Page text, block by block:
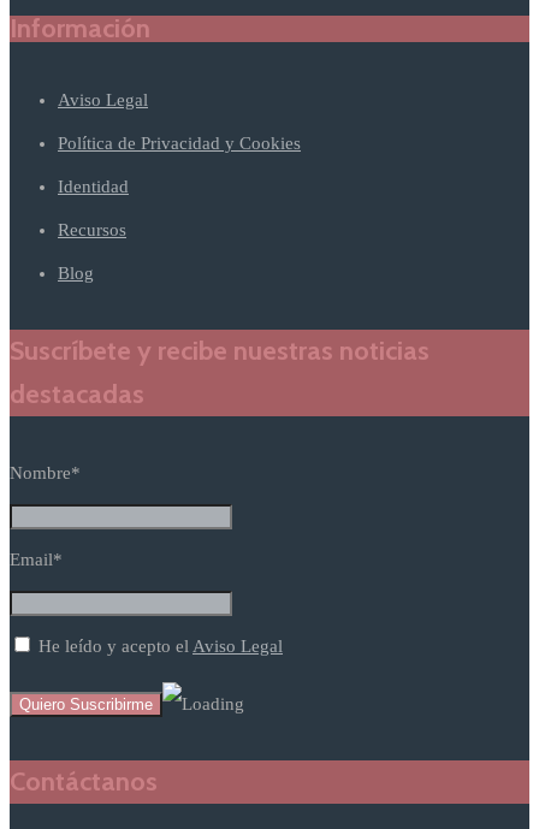
Información
Aviso Legal
Política de Privacidad y Cookies
Identidad
Recursos
Blog
Suscríbete y recibe nuestras noticias
destacadas
Nombre*
Email*
He leído y acepto elAviso Legal
Contáctanos